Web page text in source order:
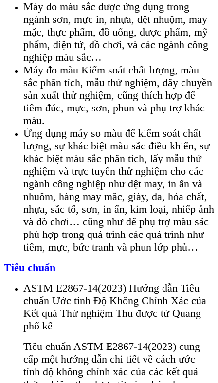
Máy đo màu sắc được ứng dụng trong
ngành sơn, mực in, nhựa, dệt nhuộm, may
mặc, thực phẩm, đồ uống, dược phẩm, mỹ
phẩm, điện tử, đồ chơi, và các ngành công
nghiệp màu sắc…
Máy đo màu Kiểm soát chất lượng, màu
sắc phân tích, mẫu thử nghiệm, dây chuyền
sản xuất thử nghiệm, cũng thích hợp để
tiêm đúc, mực, sơn, phun và phụ trợ khác
màu.
Ứng dụng máy so màu để kiểm soát chất
lượng, sự khác biệt màu sắc điều khiển, sự
khác biệt màu sắc phân tích, lấy mẫu thử
nghiệm và trực tuyến thử nghiệm cho các
ngành công nghiệp như dệt may, in ấn và
nhuộm, hàng may mặc, giày, da, hóa chất,
nhựa, sắc tố, sơn, in ấn, kim loại, nhiếp ảnh
và đồ chơi… cũng như để phụ trợ màu sắc
phù hợp trong quá trình các quá trình như
tiêm, mực, bức tranh và phun lớp phủ…
Tiêu chuẩn
ASTM E2867-14(2023) Hướng dẫn Tiêu
chuẩn Ước tính Độ Không Chính Xác của
Kết quả Thử nghiệm Thu được từ Quang
phổ kế
Tiêu chuẩn ASTM E2867-14(2023) cung
cấp một hướng dẫn chi tiết về cách ước
tính độ không chính xác của các kết quả